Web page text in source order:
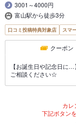
3001～4000円
富山駅から徒歩3分
口コミ投稿特典対象店 スマ
クーポン
【お誕生日や記念日に
ご相談ください☆
カレ
下記ボタン